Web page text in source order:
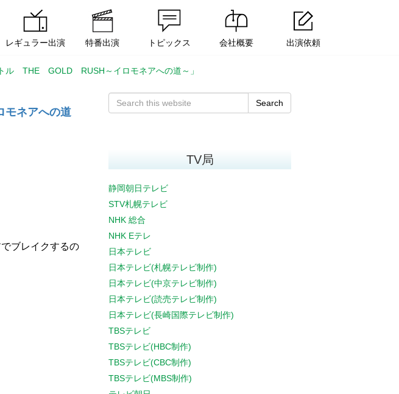
レギュラー出演 特番出演 トピックス 会社概要 出演依頼
ル THE GOLD RUSH～イロモネアへの道～」
ネアへの道
ブレイクするの
Search
TV局
静岡朝日テレビ
STV札幌テレビ
NHK 総合
NHK Eテレ
日本テレビ
日本テレビ(札幌テレビ制作)
日本テレビ(中京テレビ制作)
日本テレビ(読売テレビ制作)
日本テレビ(長崎国際テレビ制作)
TBSテレビ
TBSテレビ(HBC制作)
TBSテレビ(CBC制作)
TBSテレビ(MBS制作)